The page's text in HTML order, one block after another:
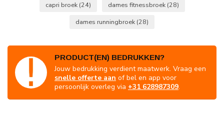
capri broek (24) dames fitnessbroek (28)
dames runningbroek (28)
PRODUCT(EN) BEDRUKKEN?
Jouw bedrukking verdient maatwerk. Vraag een
snelle offerte aan of bel en app voor
persoonlijk overleg via +31 628987309.